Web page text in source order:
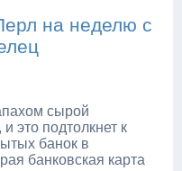
на неделю с
сырой
и это подтолкнет к
банок в
банковская карта